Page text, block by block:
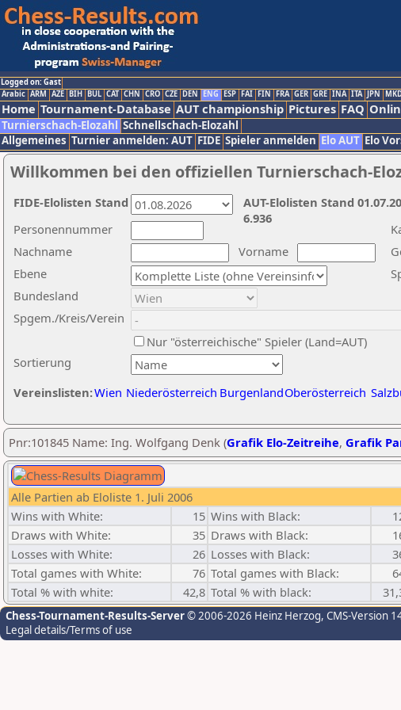
Logged on: Gast
Arabic ARM AZE BIH BUL CAT CHN CRO CZE DEN ENG ESP FAI FIN FRA GER GRE INA ITA JPN
Home Tournament-Database AUT championship Pictures FAQ
Turnierschach-Elozahl Schnellschach-Elozahl
Allgemeines Turnier anmelden: AUT FIDE Spieler anmelden Elo AUT Elo
Willkommen bei den offiziellen Turnierschach-
Nachname
Vorname
Ebene
Sortierung
Personennummer
Bundesland
Spgem./Kreis/Verein
Nur "österreichische" Spieler (Land=AUT)
Vereinslisten:Wien Niederösterreich BurgenlandOberösterreich
AUT-Elolisten Stand
6.936
FIDE-Elolisten Stand
Pnr:101845 Name: Ing. Wolfgang Denk (Grafik Elo-Zeitreihe, Grafik
Alle Partien ab Eloliste 1. Juli 2006
Wins with White:
15 Wins with Black:
Draws with White:
35 Draws with Black:
Losses with White:
26 Losses with Black:
Total games with White:
76 Total games with Black:
Total % with white:
42,8 Total % with black:
Chess-Tournament-Results-Server© 2006-2026 Heinz Herzog, CMS-Version
Legal details/Terms of use